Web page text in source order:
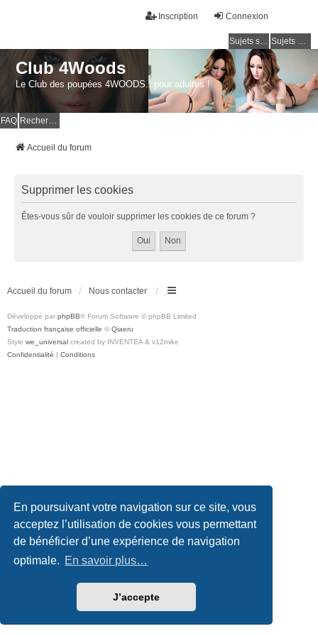
En poursuivant votre navigation sur ce site, vous
acceptez l’utilisation de cookies vous permettant
de bénéficier d’une expérience de navigation
optimale. En savoir plus…
J’accepte
Connexion
Inscription
Sujets sans réponse Sujets actifs
Club 4Woods
Le Club des poupées 4WOODS...pour adultes !
FAQ
Accueil du forum
Supprimer les cookies
Êtes-vous sûr de vouloir supprimer les cookies de ce forum ?
Accueil du forum Nous contacter
Développé par phpBB® Forum Software © phpBB Limited
Traduction française officielle © Qiaeru
Style we_universal created by INVENTEA & v12mike
Confidentialité | Conditions